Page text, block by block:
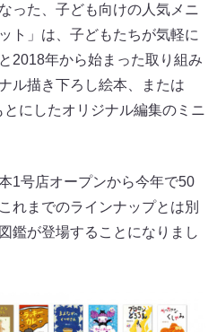
った、子ども向けの人気メニ
ト」は、子どもたちが気軽に
2018年から始まった取り組み
ル描き下ろし絵本、または
とにしたオリジナル編集のミニ
1号店オープンから今年で50
れまでのラインナップとは別
鑑が登場することになりまし